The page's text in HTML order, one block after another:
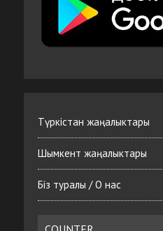
Түркістан жаңалыктары
Шымкент жаңалыктары
Біз туралы / О нас